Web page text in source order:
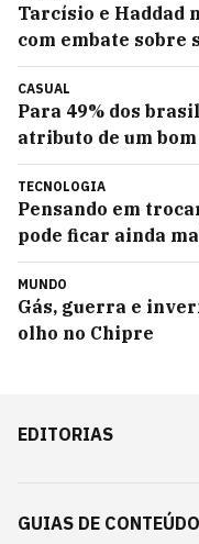
Tarcísio e Haddad
com embate sobre
CASUAL
Para 49% dos
atributo de um
TECNOLOGIA
Pensando em
pode ficar ainda
MUNDO
Gás, guerra e
olho no Chipre
EDITORIAS
GUIAS DE CONTEÚDO